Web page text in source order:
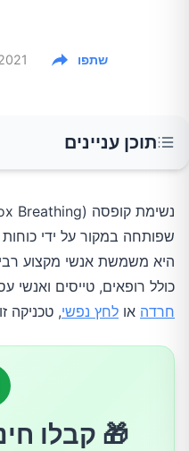
שתפו
תוכן עניינים
איך נשימת קופסה
השלבים של נשימת
מתי להשתמש בנשימת
שילוב עם טכניקות
שפותחה במקור על ידי
היא משמשת אנשי מקצוע
כולל רופאים, טייסים
חרדה או לחץ נפשי, טכניקה